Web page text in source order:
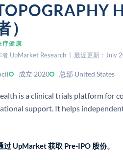
）
疗健康
者 UpMarket Research | 最近更新：July
成立 2020 总部 United States
is a clinical trials platform for
support. It helps
UpMarket 获取 Pre-IPO 股份。